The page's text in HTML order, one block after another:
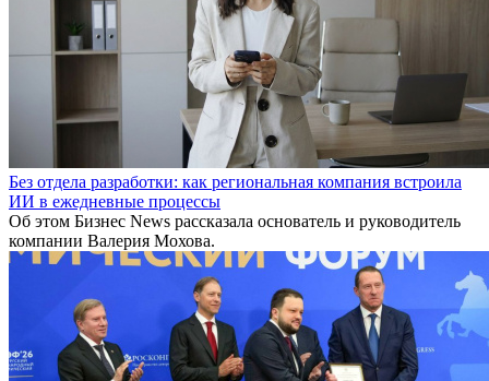
Без отдела разработки: как региональная компания встроила
ИИ в ежедневные процессы
Об этом Бизнес News рассказала основатель и руководитель
компании Валерия Мохова.